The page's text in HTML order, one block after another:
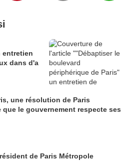
entretien
dans d'a
une résolution de Paris
le gouvernement respecte ses
de Paris Métropole